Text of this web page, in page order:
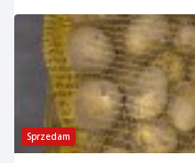
Sprzedam